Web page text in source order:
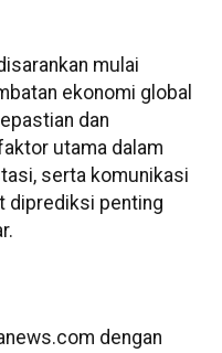
mulai
ekonomi global
dan
utama dalam
serta komunikasi
diprediksi penting
dengan